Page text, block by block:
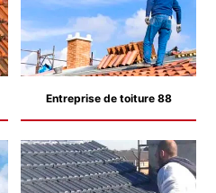
Entreprise de toiture 88